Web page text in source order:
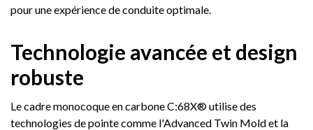
pour une expérience de conduite optimale.
Technologie avancée et design
robuste
Le cadre monocoque en carbone C:68X® utilise des
technologies de pointe comme l'Advanced Twin Mold et la